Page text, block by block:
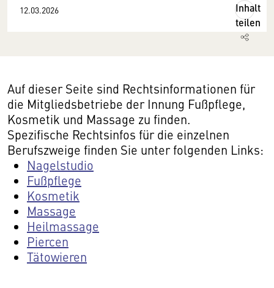
12.03.2026
Inhalt
teilen
Auf dieser Seite sind Rechtsinformationen für
die Mitgliedsbetriebe der Innung Fußpflege,
Kosmetik und Massage zu finden.
Spezifische Rechtsinfos für die einzelnen
Berufszweige finden Sie unter folgenden Links:
Nagelstudio
Fußpflege
Kosmetik
Massage
Heilmassage
Piercen
Tätowieren